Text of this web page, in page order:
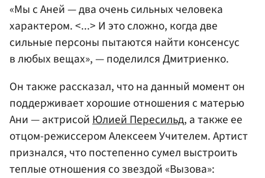
«Мы с Аней — два очень сильных человека
характером. <...> И это сложно, когда две
сильные персоны пытаются найти консенсус
в любых вещах», — поделился Дмитриенко.
Он также рассказал, что на данный момент он
поддерживает хорошие отношения с матерью
Ани — актрисойЮлией Пересильд, а также ее
отцом-режиссером Алексеем Учителем. Артист
признался, что постепенно сумел выстроить
теплые отношения со звездой «Вызова»: